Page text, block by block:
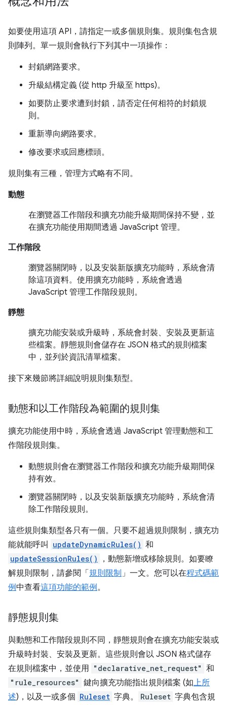
如要使用這項 API，請指定一或多個規則集。規則集包含規
則陣列。單一規則會執行下列其中一項操作：
封鎖網路要求。
升級結構定義 (從 http 升級至 https)。
如要防止要求遭到封鎖，請否定任何相符的封鎖規
則。
重新導向網路要求。
修改要求或回應標頭。
規則集有三種，管理方式略有不同。
動態
在瀏覽器工作階段和擴充功能升級期間保持不變，並
在擴充功能使用期間透過 JavaScript 管理。
工作階段
瀏覽器關閉時，以及安裝新版擴充功能時，系統會清
除這項資料。使用擴充功能時，系統會透過
JavaScript 管理工作階段規則。
靜態
擴充功能安裝或升級時，系統會封裝、安裝及更新這
些檔案。靜態規則會儲存在 JSON 格式的規則檔案
中，並列於資訊清單檔案。
接下來幾節將詳細說明規則集類型。
動態和以工作階段為範圍的規則集
擴充功能使用中時，系統會透過 JavaScript 管理動態和工
作階段規則集。
動態規則會在瀏覽器工作階段和擴充功能升級期間保
持有效。
瀏覽器關閉時，以及安裝新版擴充功能時，系統會清
除工作階段規則。
這些規則集類型各只有一個。只要不超過規則限制，擴充功
能就能呼叫
updateDynamicRules() 和
updateSessionRules()
，動態新增或移除規則。如要瞭
解規則限制，請參閱「 規則限制 」一文。您可以在程式碼範
例中查看這項功能的範例。
靜態規則集
與動態和工作階段規則不同，靜態規則會在擴充功能安裝或
升級時封裝、安裝及更新。這些規則會以 JSON 格式儲存
在規則檔案中，並使用 "declarative_net_request" 和
"rule_resources" 鍵向擴充功能指出規則檔案 (如上所
述)，以及一或多個 Ruleset 字典。 Ruleset 字典包含規